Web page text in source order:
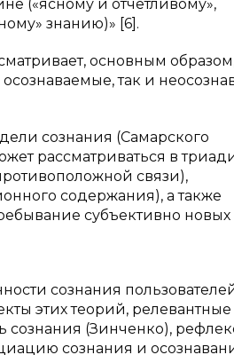
(«ясному и отчетливому»,
знанию)» [6].
основным
так и
сознания (Самарского
рассматриваться в
связи),
содержания), а также
субъективно
сознания
этих теорий, релевантные
сознания (Зинченко),
сознания и